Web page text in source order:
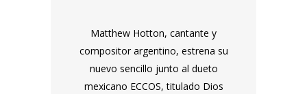
Matthew Hotton, cantante y
compositor argentino, estrena su
nuevo sencillo junto al dueto
mexicano ECCOS, titulado Dios